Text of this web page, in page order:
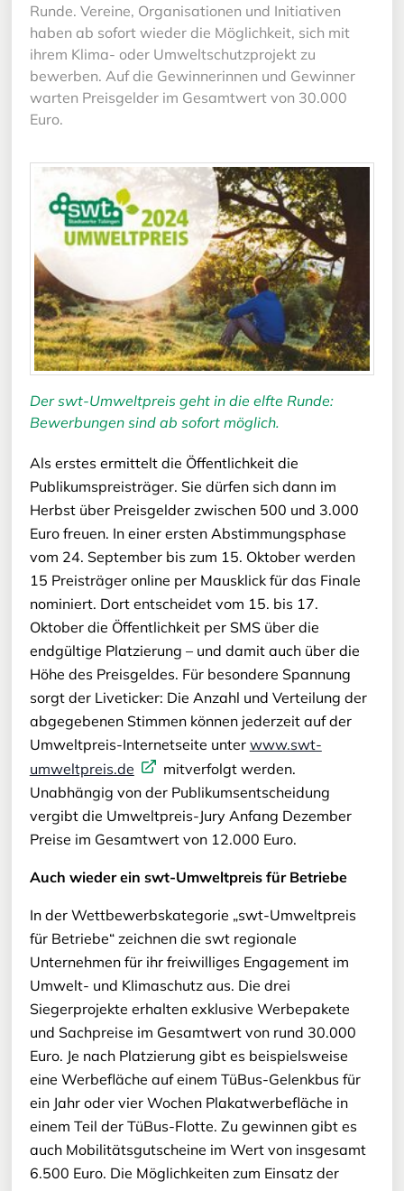
Runde. Vereine, Organisationen und Initiativen
haben ab sofort wieder die Möglichkeit, sich mit
ihrem Klima- oder Umweltschutzprojekt zu
bewerben. Auf die Gewinnerinnen und Gewinner
warten Preisgelder im Gesamtwert von 30.000
Euro.
Der swt-Umweltpreis geht in die elfte Runde:
Bewerbungen sind ab sofort möglich.
Als erstes ermittelt die Öffentlichkeit die
Publikumspreisträger. Sie dürfen sich dann im
Herbst über Preisgelder zwischen 500 und 3.000
Euro freuen. In einer ersten Abstimmungsphase
vom 24. September bis zum 15. Oktober werden
15 Preisträger online per Mausklick für das Finale
nominiert. Dort entscheidet vom 15. bis 17.
Oktober die Öffentlichkeit per SMS über die
endgültige Platzierung – und damit auch über die
Höhe des Preisgeldes. Für besondere Spannung
sorgt der Liveticker: Die Anzahl und Verteilung der
abgegebenen Stimmen können jederzeit auf der
Umweltpreis-Internetseite unter www.swt-
umweltpreis.de
mitverfolgt werden.
Unabhängig von der Publikumsentscheidung
vergibt die Umweltpreis-Jury Anfang Dezember
Preise im Gesamtwert von 12.000 Euro.
Auch wieder ein swt-Umweltpreis für Betriebe
In der Wettbewerbskategorie „swt-Umweltpreis
für Betriebe“ zeichnen die swt regionale
Unternehmen für ihr freiwilliges Engagement im
Umwelt- und Klimaschutz aus. Die drei
Siegerprojekte erhalten exklusive Werbepakete
und Sachpreise im Gesamtwert von rund 30.000
Euro. Je nach Platzierung gibt es beispielsweise
eine Werbefläche auf einem TüBus-Gelenkbus für
ein Jahr oder vier Wochen Plakatwerbefläche in
einem Teil der TüBus-Flotte. Zu gewinnen gibt es
auch Mobilitätsgutscheine im Wert von insgesamt
6.500 Euro. Die Möglichkeiten zum Einsatz der